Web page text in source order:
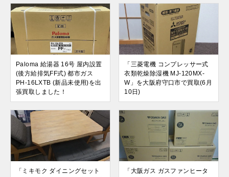
Paloma 給湯器 16号 屋内設置
(後方給排気FF式) 都市ガス
PH-16LXTB (新品未使用)を出
張買取しました！
「三菱電機 コンプレッサー式
衣類乾燥除湿機 MJ-120MX-
W」を大阪府守口市で買取(6月
10日)
「ミキモク ダイニングセット
「大阪ガス ガスファンヒータ